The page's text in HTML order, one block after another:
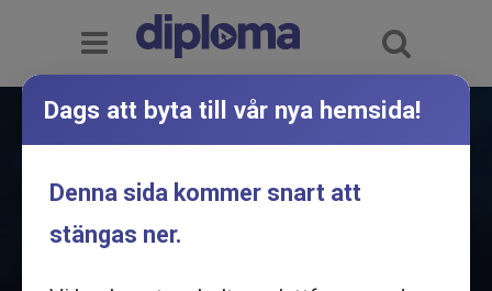
Störst i Sverige på
onlineutbildning
Dags att byta till vår nya hemsida!
Denna sida kommer snart att
stängas ner.